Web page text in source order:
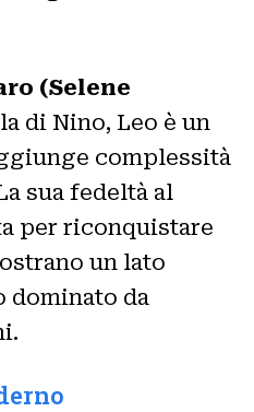
(Selene
di Nino, Leo è un
complessità
sua fedeltà al
per riconquistare
un lato
dominato da